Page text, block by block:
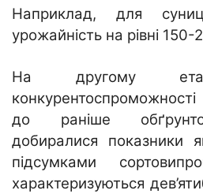
Наприклад, для
урожайність на рівні 150-
На другому
до раніше
добиралися показники
підсумками
характеризуються